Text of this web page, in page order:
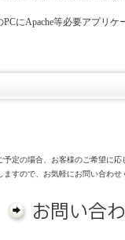
にApache等必要アプリケ
定の場合、お客様のご希望に
すので、お気軽にお問い合わせ